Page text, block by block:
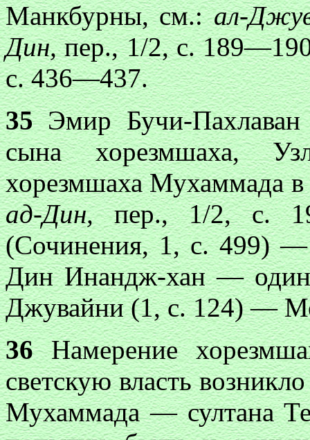
Манкбурны, см.:ал-
Дин,пер., 1/2, с.
с. 436—437.
35Эмир Бучи-Пахлаван
сына хорезмшаха,
хорезмшаха Мухаммада
ад-Дин,пер., 1/2, с.
(Сочинения, 1, с. 499)
Дин Инандж-хан — один
Джувайни (1, с. 124) —
36Намерение
светскую власть
Мухаммада — султана